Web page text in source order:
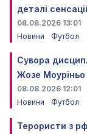
деталі
08.08.2026 13:01
Новини
Футбол
Сувора
Жозе Моуріньо
08.08.2026 12:01
Новини
Футбол
Терористи з